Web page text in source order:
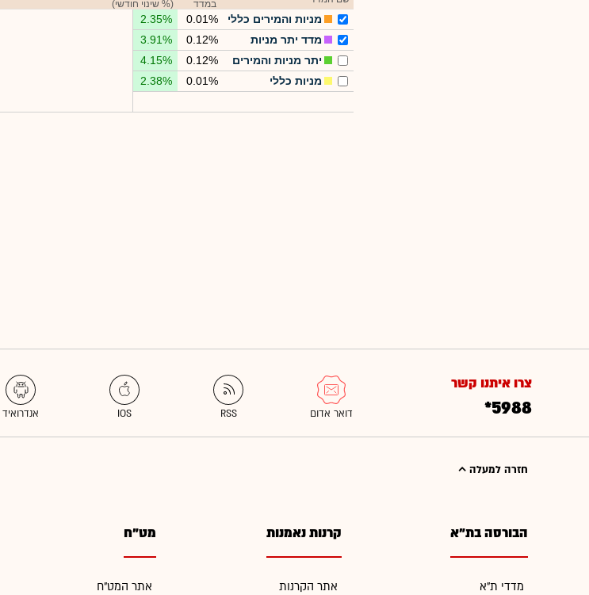
במדד
(% שינוי חודשי)
מניות והמירים כללי 0.01%
2.35%
מדד יתר מניות
0.12%
3.91%
יתר מניות והמירים
0.12%
4.15%
מניות כללי
0.01%
2.38%
צרו איתנו קשר
*5988
חזרה למעלה
הבורסה בת"א
מדדי ת"א
קרנות נאמנות
אתר הקרנות
מט"ח
אתר המט"ח